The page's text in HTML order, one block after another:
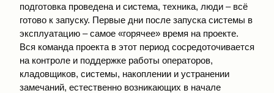
подготовка проведена и система, техника, люди – всё
готово к запуску. Первые дни после запуска системы в
эксплуатацию – самое «горячее» время на проекте.
Вся команда проекта в этот период сосредоточивается
на контроле и поддержке работы операторов,
кладовщиков, системы, накоплении и устранении
замечаний, естественно возникающих в начале